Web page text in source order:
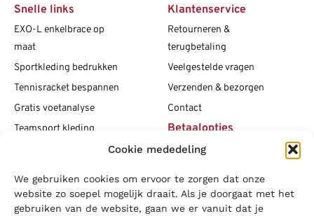
Cookie mededeling
We gebruiken cookies om ervoor te zorgen dat onze
website zo soepel mogelijk draait. Als je doorgaat met het
gebruiken van de website, gaan we er vanuit dat je
Snelle links
EXO-L enkelbrace op
maat
Sportkleding bedrukken
Tennisracket bespannen
Gratis voetanalyse
Teamsport kleding
Vacatures
Blogs
Klantenservice
Retourneren &
terugbetaling
Veelgestelde vragen
Verzenden & bezorgen
Contact
Betaalopties
Social media